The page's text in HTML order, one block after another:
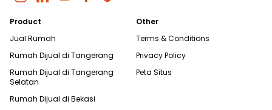
Product
Jual Rumah
Rumah Dijual di Tangerang
Rumah Dijual di Tangerang
Selatan
Rumah Dijual di Bekasi
Other
Terms & Conditions
Privacy Policy
Peta Situs